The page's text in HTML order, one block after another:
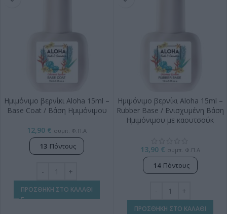
Ημιμόνιμο βερνίκι Aloha 15ml –
Base Coat / Βάση Ημιμόνιμου
12,90 € συμπ. Φ.Π.Α
13 Πόντους
ΠΡΟΣΘΗΚΗ ΣΤΟ ΚΑΛΑΘΙ
Ημιμόνιμο βερνίκι Aloha 15ml –
Rubber Base / Ενισχυμένη Βάση
Ημιμόνιμου με καουτσούκ
13,90 € συμπ. Φ.Π.Α
14 Πόντους
ΠΡΟΣΘΗΚΗ ΣΤΟ ΚΑΛΑΘΙ